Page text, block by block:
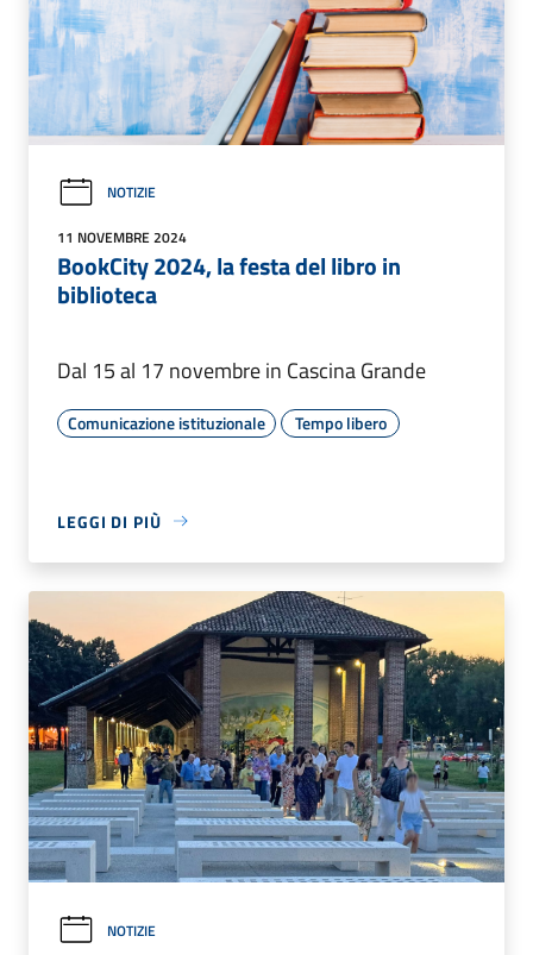
NOTIZIE
11 NOVEMBRE 2024
BookCity 2024, la festa del libro in
biblioteca
Dal 15 al 17 novembre in Cascina Grande
Comunicazione istituzionale Tempo libero
LEGGI DI PIÙ
NOTIZIE